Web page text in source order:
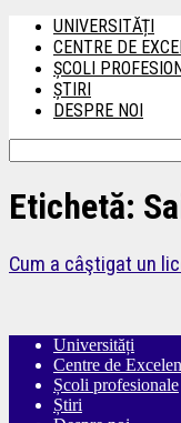
UNIVERSITĂȚI
CENTRE DE
ȘCOLI
ȘTIRI
DESPRE NOI
Etichetă:
Cum a câştigat un
Universități
Centre de
Școli profesionale
Știri